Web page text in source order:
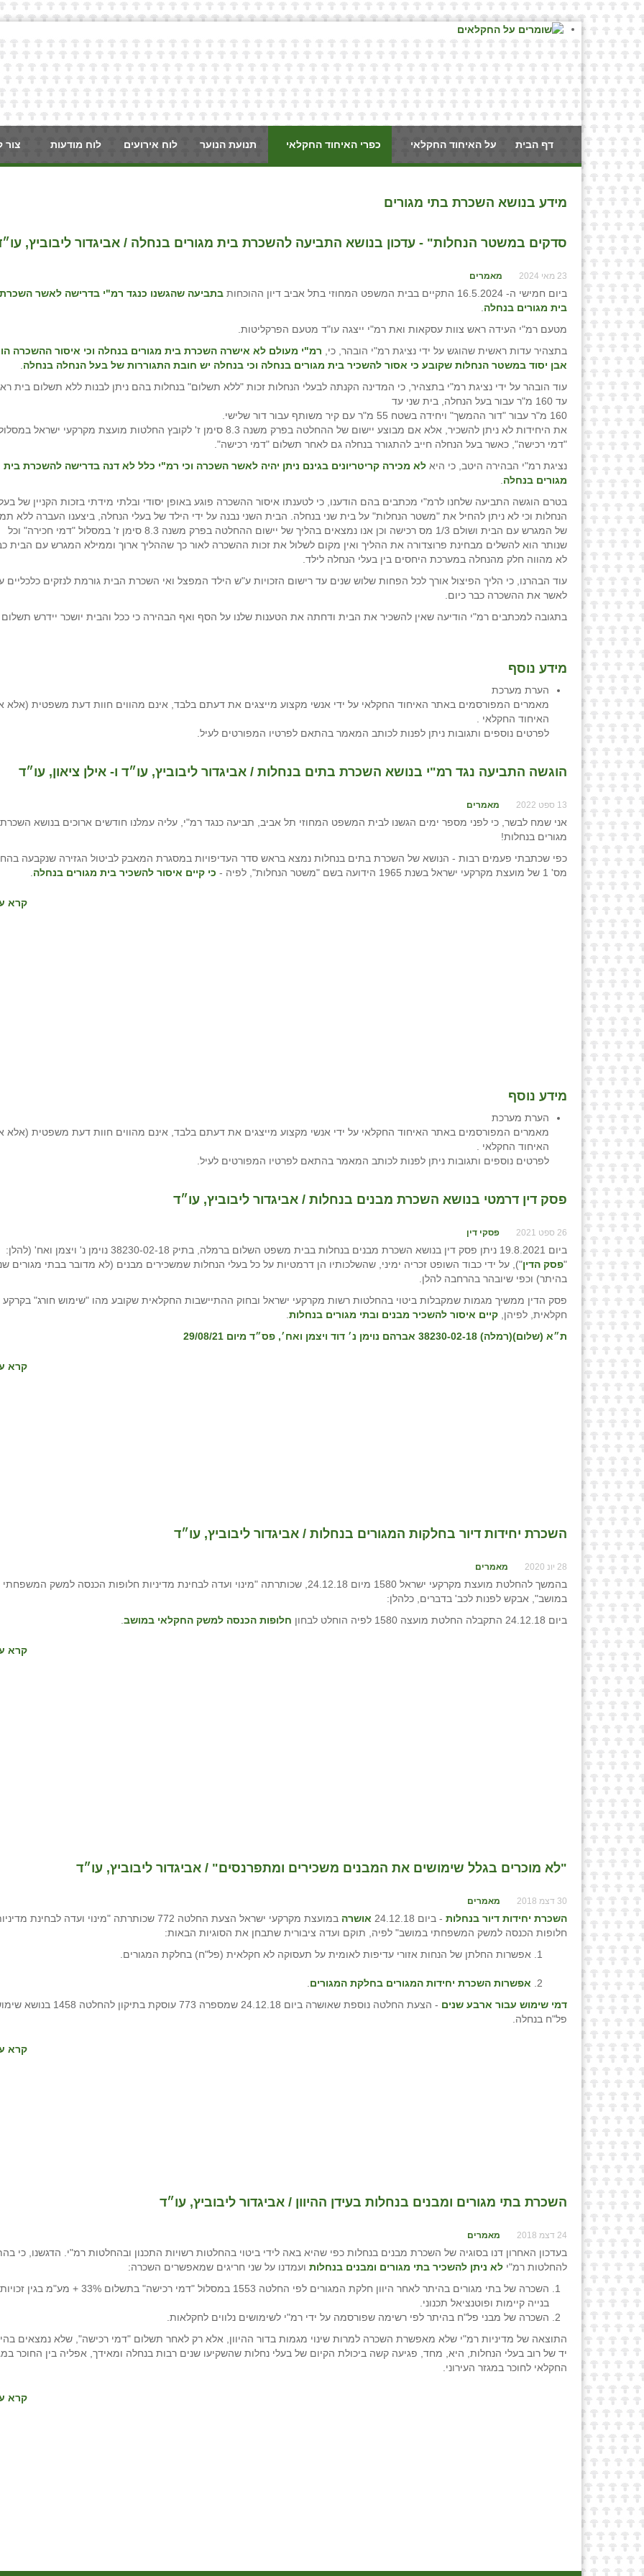
דף הבית על האיחוד החקלאי כפרי האיחוד החקלאי תנועת הנוער לוח אירועים לוח מודעות צור
מידע בנושא השכרת בתי מגורים
סדקים במשטר הנחלות" - עדכון בנושא התביעה להשכרת בית מגורים בנחלה / אביגדור ליבוביץ,
23 מאי 2024 מאמרים
ביום חמישי ה- 16.5.2024 התקיים בבית המשפט המחוזי בתל אביב דיון ההוכחות
בתביעה שהגשנו כנגד רמ"י בדרישה לאשר השכרת
בית מגורים בנחלה
מטעם רמ"י העידה ראש צוות עסקאות ואת רמ"י ייצגה עו"ד מטעם הפרקליטות.
בתצהיר עדות ראשית שהוגש על ידי נציגת רמ"י הובהר, כי, רמ"י מעולם לא אישרה השכרת בית מגורים בנחלה וכי איסור ההשכרה
אבן יסוד במשטר הנחלות שקובע כי אסור להשכיר בית מגורים בנחלה וכי בנחלה יש חובת התגוררות של בעל הנחלה בנחלה
עוד הובהר על ידי נציגת רמ"י בתצהיר, כי המדינה הקנתה לבעלי הנחלות זכות "ללא תשלום" בנחלות בהם ניתן לבנות ללא תשלום בית
עד 160 מ"ר עבור בעל הנחלה, בית שני עד
160 מ"ר עבור "דור ההמשך" ויחידה בשטח 55 מ"ר עם קיר משותף עבור דור שלישי.
את היחידות לא ניתן להשכיר, אלא אם מבוצע יישום של ההחלטה בפרק משנה 8.3 סימן ז' לקובץ החלטות מועצת מקרקעי ישראל
"דמי רכישה", כאשר בעל הנחלה חייב להתגורר בנחלה גם לאחר תשלום "דמי רכישה".
נציגת רמ"י הבהירה היטב, כי היא לא מכירה קריטריונים בגינם ניתן יהיה לאשר השכרה וכי רמ"י כלל לא דנה בדרישה להשכרת בית
מגורים בנחלה
בטרם הוגשה התביעה שלחנו לרמ"י מכתבים בהם הודענו, כי לטענתו איסור ההשכרה פוגע באופן יסודי ובלתי מידתי בזכות הקניין של
הנחלות וכי לא ניתן להחיל את "משטר הנחלות" על בית שני בנחלה. הבית השני נבנה על ידי הילד של בעלי הנחלה, ביצענו העברה ללא
של המגרש עם הבית ושולם 1/3 מס רכישה וכן אנו נמצאים בהליך של יישום ההחלטה בפרק משנה 8.3 סימן ז' במסלול "דמי חכירה" וכל
שנותר הוא להשלים מבחינת פרוצדורה את ההליך ואין מקום לשלול את זכות ההשכרה לאור כך שההליך ארוך וממילא המגרש עם הבית
לא מהווה חלק מהנחלה במערכת היחסים בין בעלי הנחלה לילד.
עוד הבהרנו, כי הליך הפיצול אורך לכל הפחות שלוש שנים עד רישום הזכויות ע"ש הילד המפצל ואי השכרת הבית גורמת לנזקים כלכליים
לאשר את ההשכרה כבר כיום.
בתגובה למכתבים רמ"י הודיעה שאין להשכיר את הבית ודחתה את הטענות שלנו על הסף ואף הבהירה כי ככל והבית יושכר יידרש
מידע נוסף
הערת מערכת
מאמרים המפורסמים באתר האיחוד החקלאי על ידי אנשי מקצוע מייצגים את דעתם בלבד, אינם מהווים חוות דעת משפטית
האיחוד החקלאי .
לפרטים נוספים ותגובות ניתן לפנות לכותב המאמר בהתאם לפרטיו המפורטים לעיל.
הוגשה התביעה נגד רמ"י בנושא השכרת בתים בנחלות / אביגדור ליבוביץ, עו״ד ו- אילן ציאון, עו״ד
13 ספט 2022 מאמרים
אני שמח לבשר, כי לפני מספר ימים הגשנו לבית המשפט המחוזי תל אביב, תביעה כנגד רמ"י, עליה עמלנו חודשים ארוכים בנושא
מגורים בנחלות!
כפי שכתבתי פעמים רבות - הנושא של השכרת בתים בנחלות נמצא בראש סדר העדיפויות במסגרת המאבק לביטול הגזירה שנקבעה
מס' 1 של מועצת מקרקעי ישראל בשנת 1965 הידועה בשם "משטר הנחלות", לפיה -
כי קיים איסור להשכיר בית מגורים בנחלה
קרא
מידע נוסף
הערת מערכת
מאמרים המפורסמים באתר האיחוד החקלאי על ידי אנשי מקצוע מייצגים את דעתם בלבד, אינם מהווים חוות דעת משפטית
האיחוד החקלאי .
לפרטים נוספים ותגובות ניתן לפנות לכותב המאמר בהתאם לפרטיו המפורטים לעיל.
פסק דין דרמטי בנושא השכרת מבנים בנחלות / אביגדור ליבוביץ, עו״ד
26 ספט 2021 פסקי דין
ביום 19.8.2021 ניתן פסק דין בנושא השכרת מבנים בנחלות בבית משפט השלום ברמלה, בתיק 38230-02-18 נוימן נ' ויצמן ואח' (להלן:
"פסק הדין"), על ידי כבוד השופט זכריה ימיני, שהשלכותיו הן דרמטיות על כל בעלי הנחלות שמשכירים מבנים (לא מדובר בבתי מגורים
בהיתר) וכפי שיובהר בהרחבה להלן.
פסק הדין ממשיך מגמות שמקבלות ביטוי בהחלטות רשות מקרקעי ישראל ובחוק ההתיישבות החקלאית שקובע מהו "שימוש חורג" בקרקע
חקלאית, לפיהן, קיים איסור להשכיר מבנים ובתי מגורים בנחלות
ת״א (שלום)(רמלה) 38230-02-18 אברהם נוימן נ׳ דוד ויצמן ואח׳, פס״ד מיום 29/08/21
קרא
השכרת יחידות דיור בחלקות המגורים בנחלות / אביגדור ליבוביץ, עו״ד
28 יונ 2020 מאמרים
בהמשך להחלטת מועצת מקרקעי ישראל 1580 מיום 24.12.18, שכותרתה "מינוי ועדה לבחינת מדיניות חלופות הכנסה למשק המשפחתי
במושב", אבקש לפנות לכב' בדברים, כלהלן:
ביום 24.12.18 התקבלה החלטת מועצה 1580 לפיה הוחלט לבחון
חלופות הכנסה למשק החקלאי במושב
קרא
"לא מוכרים בגלל שימושים את המבנים משכירים ומתפרנסים" / אביגדור ליבוביץ, עו״ד
30 דצמ 2018 מאמרים
השכרת יחידות דיור בנחלות - ביום 24.12.18 אושרה
במועצת מקרקעי ישראל הצעת החלטה 772 שכותרתה "מינוי ועדה לבחינת
חלופות הכנסה למשק המשפחתי במושב" לפיה, תוקם ועדה ציבורית שתבחן את הסוגיות הבאות:
אפשרות החלתן של הנחות אזורי עדיפות לאומית על תעסוקה לא חקלאית (פל"ח) בחלקת המגורים.
אפשרות השכרת יחידות המגורים בחלקת המגורים
דמי שימוש עבור ארבע שנים
- הצעת החלטה נוספת שאושרה ביום 24.12.18 שמספרה 773 עוסקת בתיקון להחלטה
פל"ח בנחלה.
קרא
השכרת בתי מגורים ומבנים בנחלות בעידן ההיוון / אביגדור ליבוביץ, עו״ד
24 דצמ 2018 מאמרים
בעדכון האחרון דנו בסוגיה של השכרת מבנים בנחלות כפי שהיא באה לידי ביטוי בהחלטות רשויות התכנון ובהחלטות רמ"י. הדגשנו, כי
להחלטות רמ"י לא ניתן להשכיר בתי מגורים ומבנים בנחלות ועמדנו על שני חריגים שמאפשרים השכרה:
השכרה של בתי מגורים בהיתר לאחר היוון חלקת המגורים לפי החלטה 1553 במסלול "דמי רכישה" בתשלום 33% + מע"מ בגין זכויות
בנייה קיימות ופוטנציאל תכנוני.
השכרה של מבני פל"ח בהיתר לפי רשימה שפורסמה על ידי רמ"י לשימושים נלווים לחקלאות.
התוצאה של מדיניות רמ"י שלא מאפשרת השכרה למרות שינוי מגמות בדור ההיוון, אלא רק לאחר תשלום "דמי רכישה", שלא נמצאים
יד של רוב בעלי הנחלות, היא, מחד, פגיעה קשה ביכולת הקיום של בעלי נחלות שהשקיעו שנים רבות בנחלה ומאידך, אפליה בין החוכר
החקלאי לחוכר במגזר העירוני.
קרא